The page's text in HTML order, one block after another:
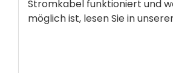
Stromkabel funktioniert und
möglich ist, lesen Sie in